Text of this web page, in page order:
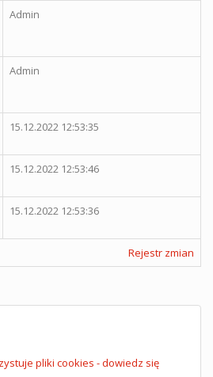
Admin
Admin
15.12.2022 12:53:35
15.12.2022 12:53:46
15.12.2022 12:53:36
Rejestr zmian
pliki cookies - dowiedz się